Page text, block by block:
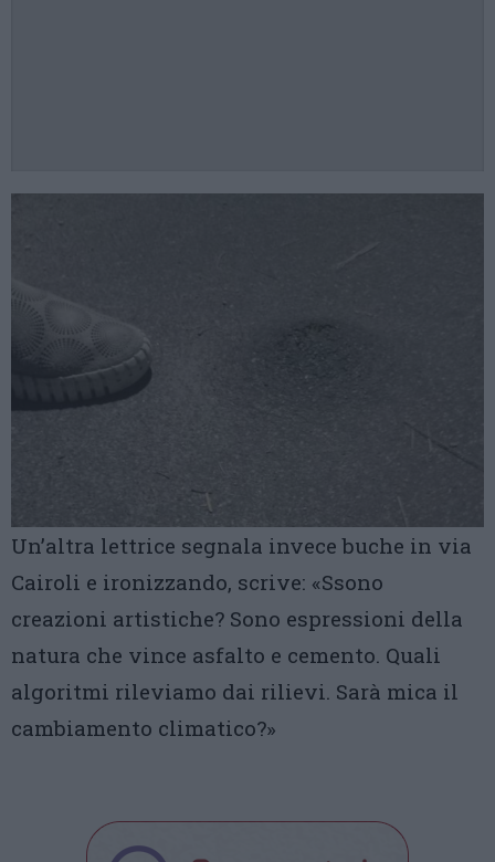
Un’altra lettrice segnala invece buche in via
Cairoli e ironizzando, scrive: «Ssono
creazioni artistiche? Sono espressioni della
natura che vince asfalto e cemento. Quali
algoritmi rileviamo dai rilievi. Sarà mica il
cambiamento climatico?»